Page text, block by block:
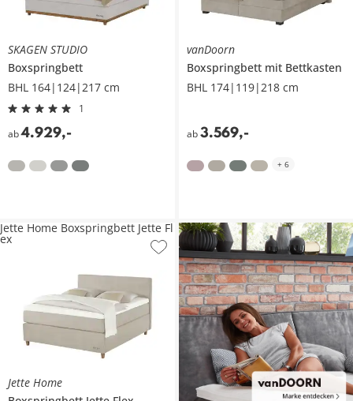
SKAGEN STUDIO
Boxspringbett
BHL 164|124|217 cm
1
ab4.929,-
vanDoorn
Boxspringbett mit Bettkasten
BHL 174|119|218 cm
ab 3.569,-
+ 6
Jette Home
Jette Home Boxspringbett Jette Fl
ex